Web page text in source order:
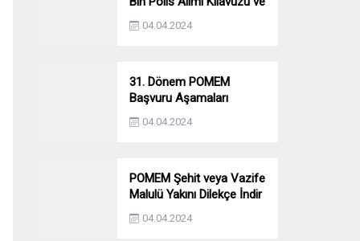
Başvuru Ekranı
04.04.2024
31. Dönem POMEM
Başvuru Aşamaları
Nelerdir? Ön Sağlık –
Parkur – Mülakat
04.04.2024
POMEM Şehit veya Vazife
Malulü Yakını Dilekçe İndir
04.04.2024